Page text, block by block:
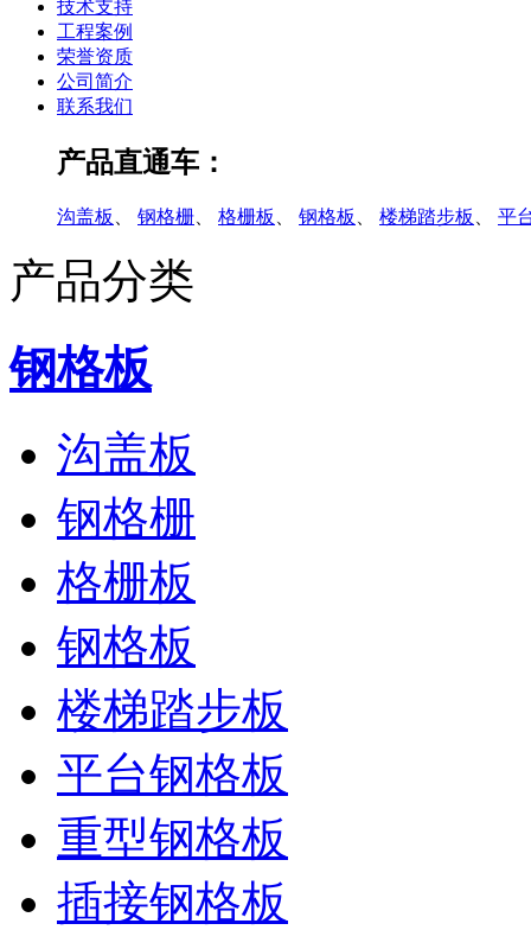
技术支持
工程案例
荣誉资质
公司简介
联系我们
产品直通车：
沟盖板 钢格栅 格栅板 钢格板 楼梯踏步板 平
产品分类
钢格板
沟盖板
钢格栅
格栅板
钢格板
楼梯踏步板
平台钢格板
重型钢格板
插接钢格板